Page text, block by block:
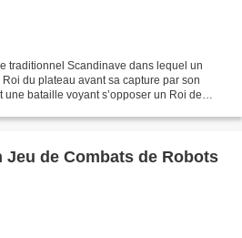
traditionnel Scandinave dans lequel un
du plateau avant sa capture par son
bataille voyant s’opposer un Roi de
Jeu de Combats de Robots